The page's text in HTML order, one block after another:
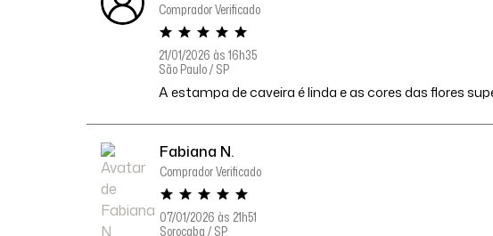
Comprador Verificado
21/01/2026 às 16h35
São Paulo / SP
A estampa de caveira é linda e as cores das flores
Fabiana N.
Comprador Verificado
07/01/2026 às 21h51
Sorocaba / SP